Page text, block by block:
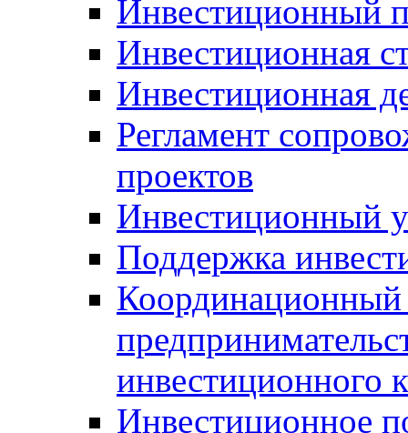
Инвестиционный
Инвестиционная
Инвестиционная
Регламент
проектов
Инвестиционный
Поддержка
Координационный
инвестиционного
Инвестиционное